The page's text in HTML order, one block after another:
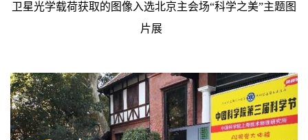
卫星光学载荷获取的图像入选北京主会场“科学之美”主题图
片展